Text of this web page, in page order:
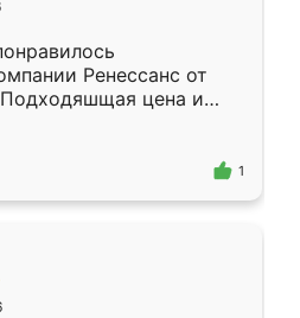
Ренессанс от
цена и
Приехавший
Владислав
эскизу самый
1